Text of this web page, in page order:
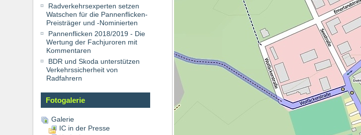
Radverkehrsexperten setzen
Watschen für die Pannenflicken-
Preisträger und -Nominierten
Pannenflicken 2018/2019 - Die
Wertung der Fachjuroren mit
Kommentaren
BDR und Skoda unterstützen
Verkehrssicherheit von
Radfahrern
Fotogalerie
Galerie
IC in der Presse